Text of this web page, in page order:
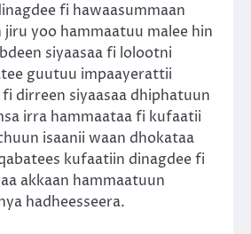
fi hawaasummaan
yoo hammaatuu malee hin
siyaasaa fi lolootni
guutuu impaayerattii
dirreen siyaasaa dhiphatuun
irra hammaataa fi kufaatii
isaanii waan dhokataa
kufaatiin dinagdee fi
akkaan hammaatuun
hadheesseera.